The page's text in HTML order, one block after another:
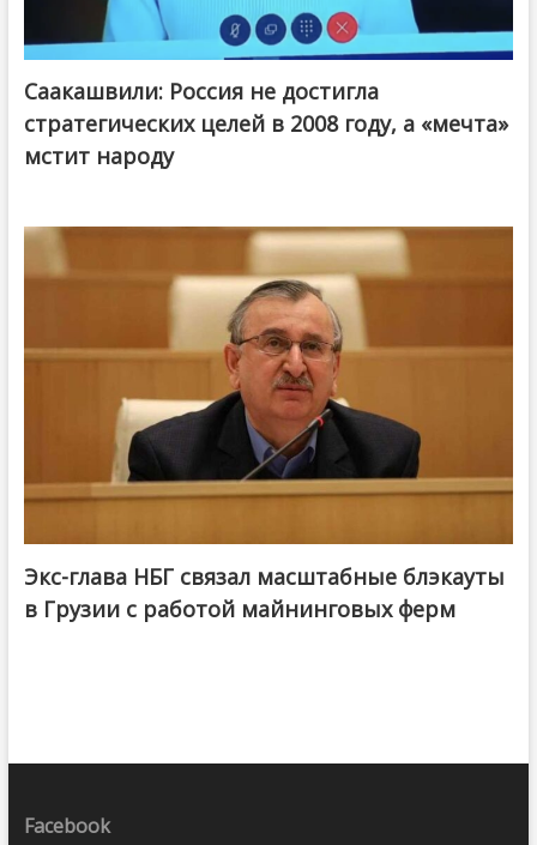
Саакашвили: Россия не достигла
стратегических целей в 2008 году, а «мечта»
мстит народу
Экс-глава НБГ связал масштабные блэкауты
в Грузии с работой майнинговых ферм
Facebook